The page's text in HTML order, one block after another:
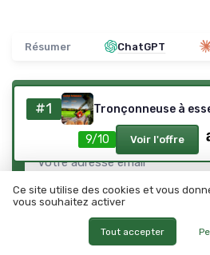
#1
9/10 Voir l'offre
Résumer ChatGPT
Recevez les
Outils de
*En remplissant ce formulaire,
des fins commerciales par Outils de
Ce site utilise des cookies et vous
vous souhaitez activer
Tout accepter